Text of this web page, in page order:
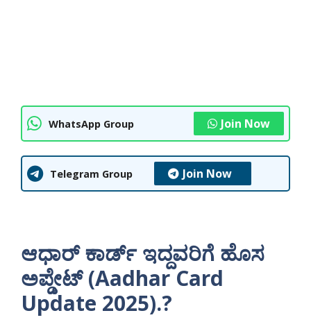
WhatsApp Group Join Now
Telegram Group Join Now
ಆಧಾರ್ ಕಾರ್ಡ್ ಇದ್ದವರಿಗೆ ಹೊಸ
ಅಪ್ಡೇಟ್ (Aadhar Card
Update 2025).?